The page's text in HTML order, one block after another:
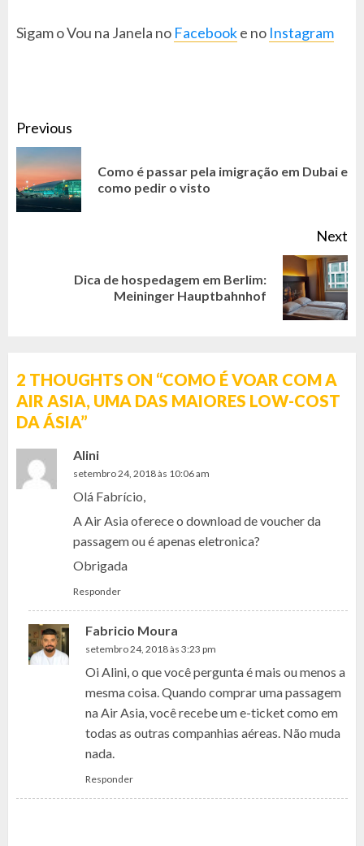
Sigam o Vou na Janela no Facebooke no Instagram
CONTINUE
READING
Previous
Como é passar pela imigração em Dubai e
como pedir o visto
Next
Dica de hospedagem em Berlim:
Meininger Hauptbahnhof
2 THOUGHTS ON “COMO É VOAR COM A
AIR ASIA, UMA DAS MAIORES LOW-COST
DA ÁSIA”
Alini
setembro 24, 2018 às 10:06 am
Olá Fabrício,
A Air Asia oferece o download de voucher da
passagem ou é apenas eletronica?
Obrigada
Responder
Fabricio Moura
setembro 24, 2018 às 3:23 pm
Oi Alini, o que você pergunta é mais ou menos a
mesma coisa. Quando comprar uma passagem
na Air Asia, você recebe um e-ticket como em
todas as outras companhias aéreas. Não muda
nada.
Responder